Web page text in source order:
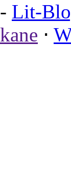
Lit-
⋅